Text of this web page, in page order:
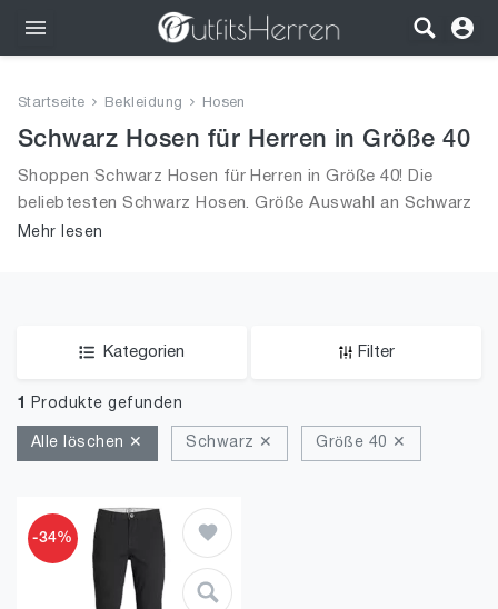
Bekleidung
Wäsche
Schuhe
Startseite Bekleidung Hosen
Schwarz Hosen für Herren in Größe 40
Shoppen Schwarz Hosen für Herren in Größe 40! Die
beliebtesten Schwarz Hosen. Größe Auswahl an Schwarz
Hosen in Größe 40 und alle Trends aus 2026 für Männer!
Mehr lesen
Kategorien Filter
1 Produkte gefunden
Alle löschen ✕ Schwarz ✕ Größe 40 ✕
-34%